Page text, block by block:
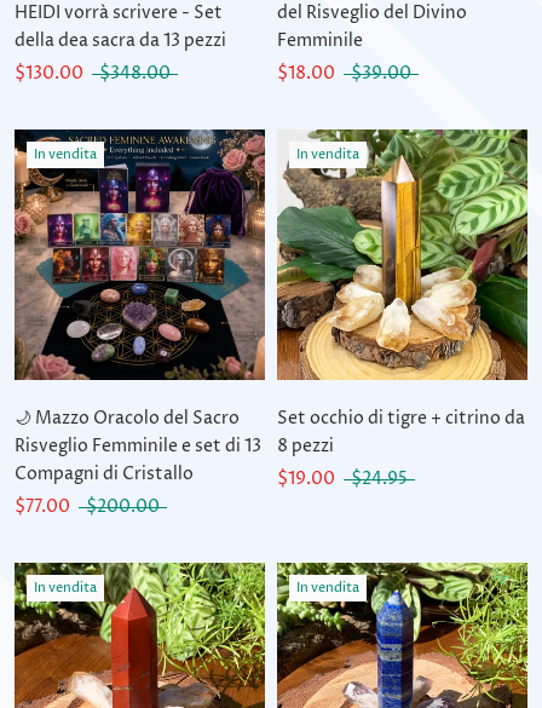
HEIDI vorrà scrivere - Set
della dea sacra da 13 pezzi
$130.00
$348.00
del Risveglio del Divino
Femminile
$18.00
$39.00
In vendita
🌙 Mazzo Oracolo del Sacro
Risveglio Femminile e set di 13
Compagni di Cristallo
$77.00
$200.00
In vendita
Set occhio di tigre + citrino da
8 pezzi
$19.00
$24.95
In vendita In vendita